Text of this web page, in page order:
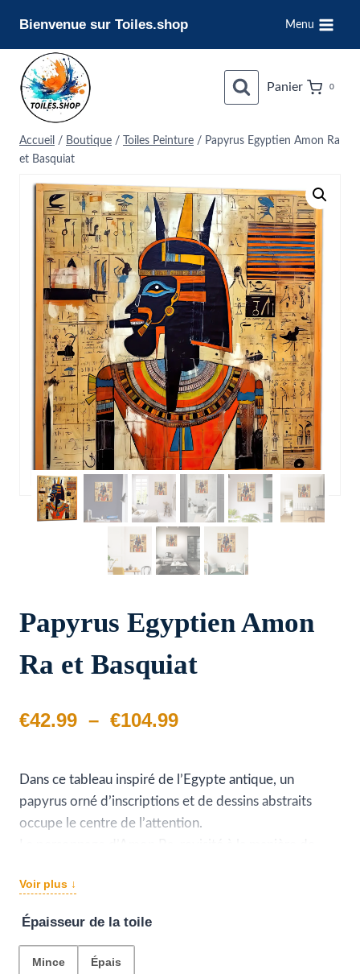
contenu
Bienvenue sur Toiles.shop Menu
Panier 0
Accueil / Boutique / Toiles Peinture / Papyrus Egyptien Amon Ra
et Basquiat
Papyrus Egyptien Amon
Ra et Basquiat
€42.99 – €104.99Plage
prix :
€42.99
Dans ce tableau inspiré de l’Egypte antique, un
papyrus orné d’inscriptions et de dessins abstraits
occupe le centre de l’attention.
contrastant avec les tons doux du papyrus. Un
élément de décoration original et superbe.
Voir plus ↓
Épaisseur de la toile
Mince Épais